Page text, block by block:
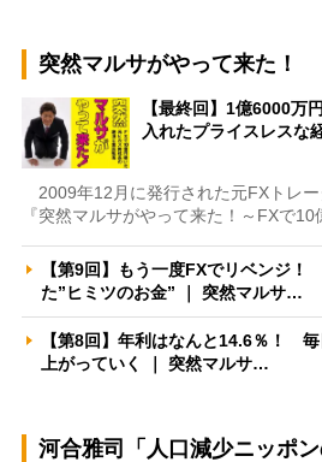
突然マルサがやって来た！
【最終回】1億6000万
入れたプライスレスな
2009年12月に発行された元FXトレ
『突然マルサがやって来た！～FXで10
【第9回】もう一度FXでリベンジ
た”ヒミツのお金” ｜ 突然マルサ…
【第8回】年利はなんと14.6％！
上がっていく ｜ 突然マルサ…
河合雅司「人口減少ニッポン